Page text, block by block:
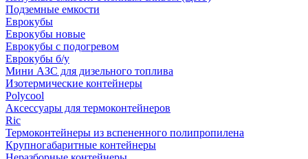
Подземные емкости
Еврокубы
Еврокубы новые
Еврокубы с подогревом
Еврокубы б/у
Мини АЗС для дизельного топлива
Изотермические контейнеры
Polycool
Аксессуары для термоконтейнеров
Ric
Термоконтейнеры из вспененного полипропилена
Крупногабаритные контейнеры